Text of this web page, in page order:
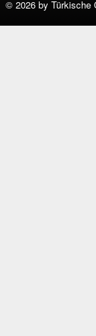
© 2026 by Türkische